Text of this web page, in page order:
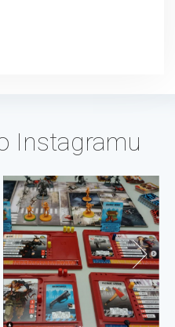
Instagramu